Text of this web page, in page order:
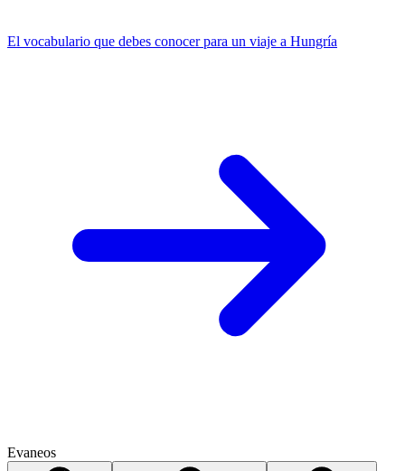
El vocabulario que debes conocer para un viaje a Hungría
Evaneos